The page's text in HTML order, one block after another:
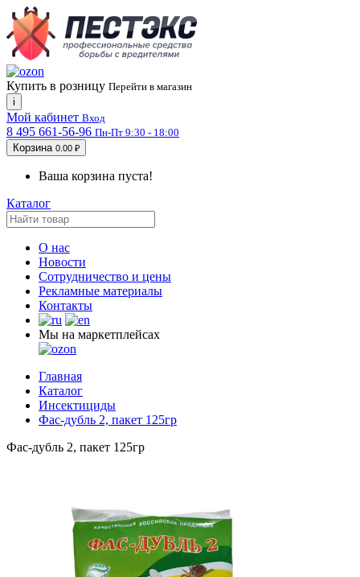
Купить в розницу Перейти в магазин
i
Мой кабинет Вход
8 495 661-56-96 Пн-Пт 9:30 - 18:00
Корзина 0.00 ₽
Ваша корзина пуста!
Каталог
О нас
Новости
Сотрудничество и цены
Рекламные материалы
Контакты
Мы на маркетплейсах
Главная
Каталог
Инсектициды
Фас-дубль 2, пакет 125гр
Фас-дубль 2, пакет 125гр